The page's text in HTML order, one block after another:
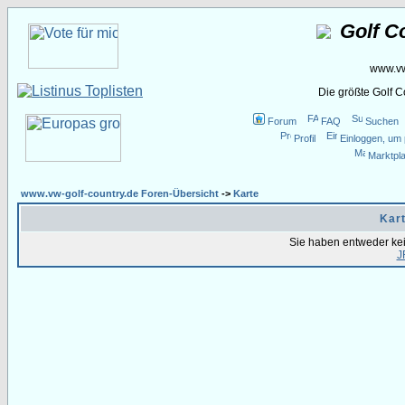
Golf
Die größte Golf
Forum FAQ
Suchen
Profil
Einloggen,
www.vw-golf-country.de Foren-Übersicht -> Karte
Sie haben entweder